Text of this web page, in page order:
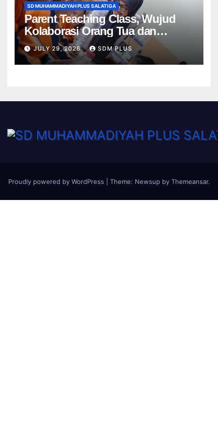
SD MUHAMMADIYAH PLUS SALATIGA
Parent Teaching Class, Wujud
Kolaborasi Orang Tua dan
Sekolah dalam Menghadirkan
Pembelajaran Bermakna
JULY 29, 2026 SDM PLUS
Proudly powered by WordPress Theme: Newsupby Themeansar.